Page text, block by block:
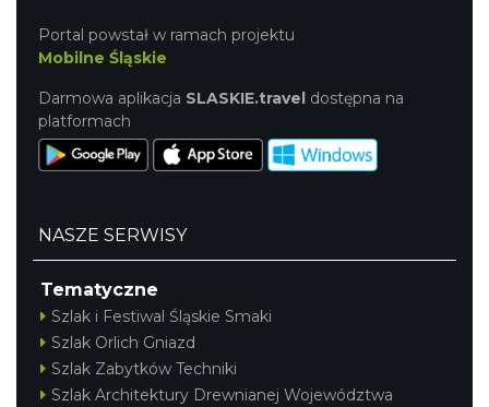
Portal powstał w ramach projektu
Mobilne Śląskie
Darmowa aplikacja SLASKIE.travel dostępna na
platformach
NASZE SERWISY
Tematyczne
Szlak i Festiwal Śląskie Smaki
Szlak Orlich Gniazd
Szlak Zabytków Techniki
Szlak Architektury Drewnianej Województwa